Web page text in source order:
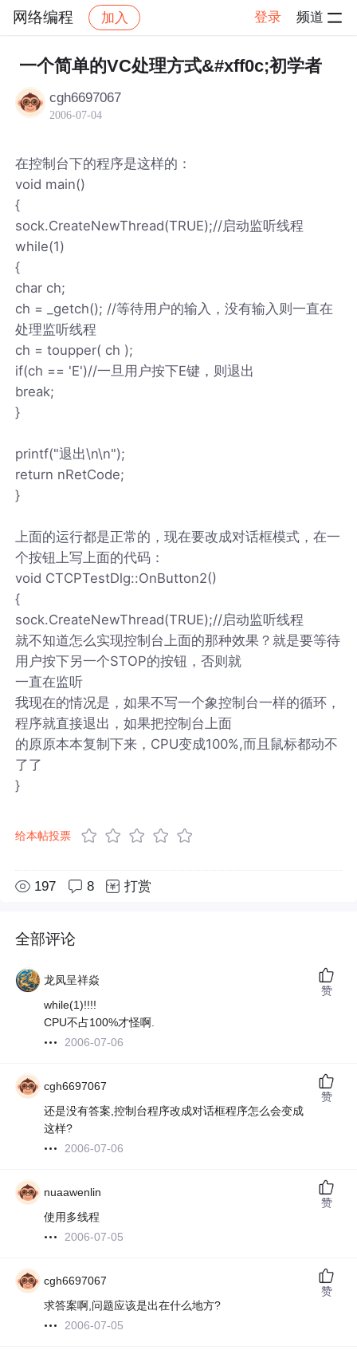
网络编程 加入 登录 频道
社区 网络编程 帖子详情
一个简单的VC处理方式&#xff0c;初学者
cgh6697067
2006-07-04
在控制台下的程序是这样的：
void main()
{
sock.CreateNewThread(TRUE);//启动监听线程
while(1)
{
char ch;
ch = _getch(); //等待用户的输入，没有输入则一直在
处理监听线程
ch = toupper( ch );
if(ch == 'E')//一旦用户按下E键，则退出
break;
}
printf("退出\n\n");
return nRetCode;
}
上面的运行都是正常的，现在要改成对话框模式，在一
个按钮上写上面的代码：
void CTCPTestDlg::OnButton2()
{
sock.CreateNewThread(TRUE);//启动监听线程
就不知道怎么实现控制台上面的那种效果？就是要等待
用户按下另一个STOP的按钮，否则就
一直在监听
我现在的情况是，如果不写一个象控制台一样的循环，
程序就直接退出，如果把控制台上面
的原原本本复制下来，CPU变成100%,而且鼠标都动不
了了
}
给本帖投票
197 8 打赏
全部评论
龙凤呈祥焱
while(1)!!!!
CPU不占100%才怪啊.
2006-07-06
赞
cgh6697067
还是没有答案,控制台程序改成对话框程序怎么会变成
这样?
2006-07-06
赞
nuaawenlin
使用多线程
2006-07-05
赞
cgh6697067
求答案啊,问题应该是出在什么地方?
2006-07-05
赞